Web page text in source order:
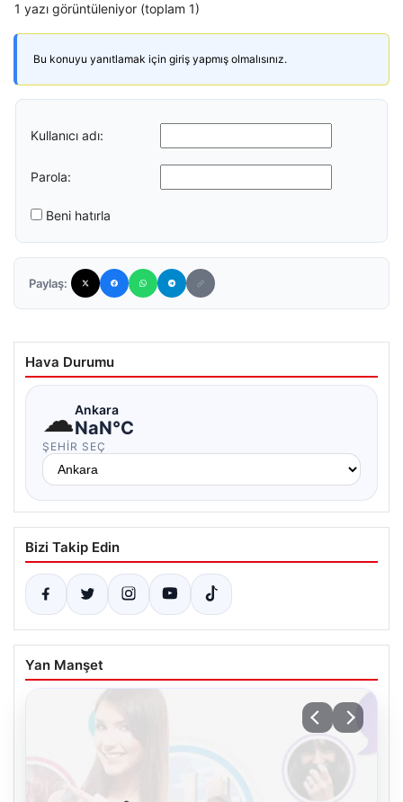
1 yazı görüntüleniyor (toplam 1)
Bu konuyu yanıtlamak için giriş yapmış olmalısınız.
Kullanıcı adı:
Parola:
Beni hatırla
Paylaş:
Hava Durumu
☁Ankara
NaN°C
ŞEHIR SEÇ
Bizi Takip Edin
Yan Manşet